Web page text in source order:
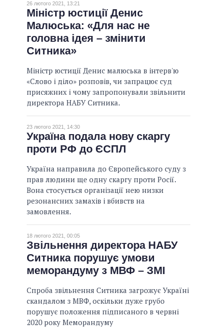
26 лютого 2021, 13:21
Міністр юстиції Денис
Малюська: «Для нас не
головна ідея – змінити
Ситника»
Міністр юстиції Денис малюська в інтерв'ю
«Слово і діло» розповів, чи запрацює суд
присяжних і чому запропонували звільнити
директора НАБУ Ситника.
23 лютого 2021, 14:30
Україна подала нову скаргу
проти РФ до ЄСПЛ
Україна направила до Європейського суду з
прав людини ще одну скаргу проти Росії.
Вона стосується організації нею низки
резонансних замахів і вбивств на
замовлення.
18 лютого 2021, 00:05
Звільнення директора НАБУ
Ситника порушує умови
меморандуму з МВФ – ЗМІ
Спроба звільнення Ситника загрожує Україні
скандалом з МВФ, оскільки дуже грубо
порушує положення підписаного в червні
2020 року Меморандуму